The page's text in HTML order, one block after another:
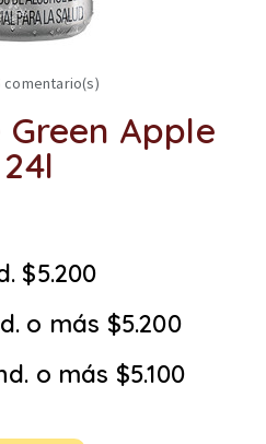
comentario(s)
Apple
$5.200
o más $5.200
o más $5.100